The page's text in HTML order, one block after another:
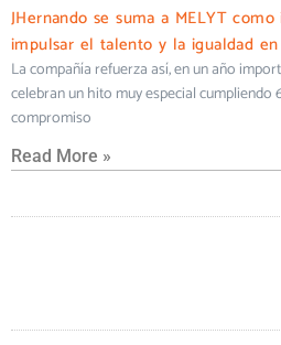
JHernando se suma a MELYT
impulsar el talento y la igualdad
La compañía refuerza así, en un año
celebran un hito muy especial cumpliendo
compromiso
Read More »